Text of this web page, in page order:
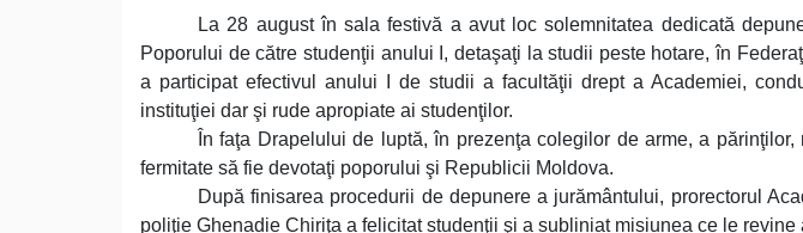
La 28 august în sala festivă a avut loc solemnitatea dedicată
Poporului de către studenţii anului I, detaşaţi la studii peste hotare, în
a participat efectivul anului I de studii a facultăţii drept a Academiei,
instituţiei dar şi rude apropiate ai studenţilor.
În faţa Drapelului de luptă, în prezenţa colegilor de arme, a
fermitate să fie devotaţi poporului şi Republicii Moldova.
După finisarea procedurii de depunere a jurământului, prorectorul
poliţie Ghenadie Chiriţa a felicitat studenţii şi a subliniat misiunea ce le